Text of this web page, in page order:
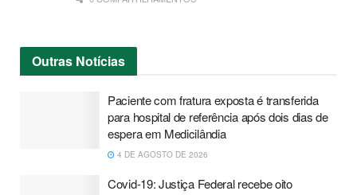
Outras Notícias
Paciente com fratura exposta é transferida
para hospital de referência após dois dias de
espera em Medicilândia
4 DE AGOSTO DE 2026
Covid-19: Justiça Federal recebe oito